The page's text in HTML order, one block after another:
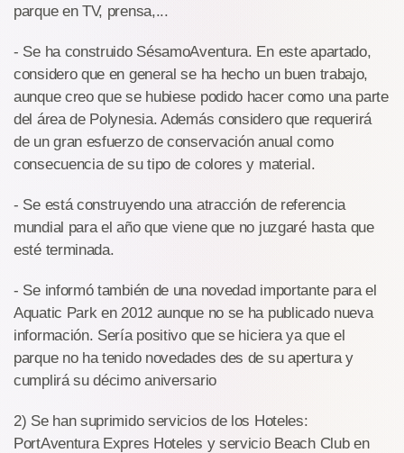
parque en TV, prensa,...
- Se ha construido SésamoAventura. En este apartado,
considero que en general se ha hecho un buen trabajo,
aunque creo que se hubiese podido hacer como una parte
del área de Polynesia. Además considero que requerirá
de un gran esfuerzo de conservación anual como
consecuencia de su tipo de colores y material.
- Se está construyendo una atracción de referencia
mundial para el año que viene que no juzgaré hasta que
esté terminada.
- Se informó también de una novedad importante para el
Aquatic Park en 2012 aunque no se ha publicado nueva
información. Sería positivo que se hiciera ya que el
parque no ha tenido novedades des de su apertura y
cumplirá su décimo aniversario
2) Se han suprimido servicios de los Hoteles:
PortAventura Expres Hoteles y servicio Beach Club en